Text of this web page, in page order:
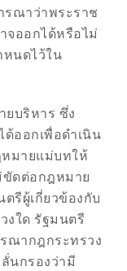
ณาว่าพระราช
ออกได้หรือไม่
นดไว้ใน
ยบริหาร ซึ่ง
ออกเพื่อดำเนิน
มายแม่บทให้
ขัดต่อกฎหมาย
รีผู้เกี่ยวข้องกับ
งใด รัฐมนตรี
ณากฎกระทรวง
นกรองว่ามี